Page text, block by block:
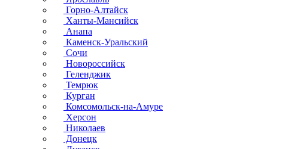
Горно-Алтайск
Ханты-Мансийск
Анапа
Каменск-Уральский
Сочи
Новороссийск
Геленджик
Темрюк
Курган
Комсомольск-на-Амуре
Херсон
Николаев
Донецк